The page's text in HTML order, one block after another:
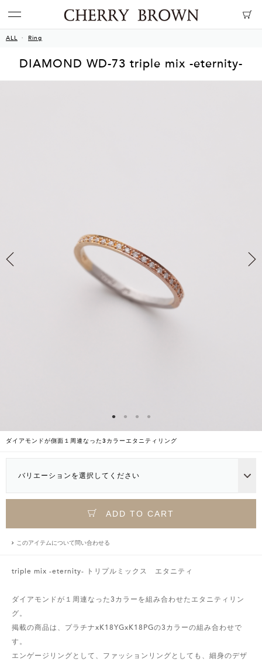
ALL Ring
DIAMOND WD-73 triple mix -eternity-
ダイアモンドが側面１周連なった3カラーエタニティリング
バリエーションを選択してください
ADD TO CART
このアイテムについて問い合わせる
triple mix -eternity- トリプルミックス エタニティ
ダイアモンドが１周連なった3カラーを組み合わせたエタニティリン
グ。
掲載の商品は、プラチナxK18YGxK18PGの3カラーの組み合わせで
す。
エンゲージリングとして、ファッションリングとしても、細身のデザ